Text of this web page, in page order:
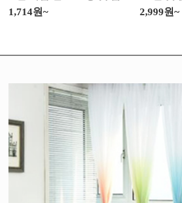
1,714원~
2,999원~